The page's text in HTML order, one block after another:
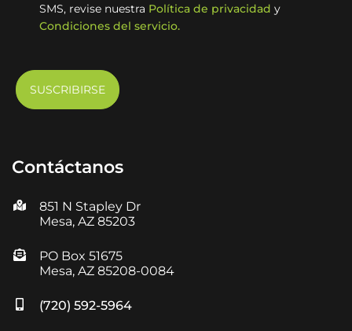
SMS, revise nuestra Política de privacidad y
Condiciones del servicio.
Contáctanos
851 N Stapley Dr
Mesa, AZ 85203
PO Box 51675
Mesa, AZ 85208-0084
(720) 592-5964